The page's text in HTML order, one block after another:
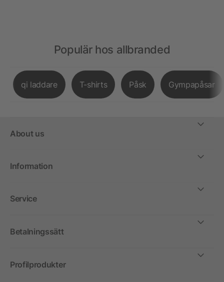
Populär hos allbranded
qi laddare T-shirts Påsk Gympapåsar
About us
Information
Service
Betalningssätt
Profilprodukter